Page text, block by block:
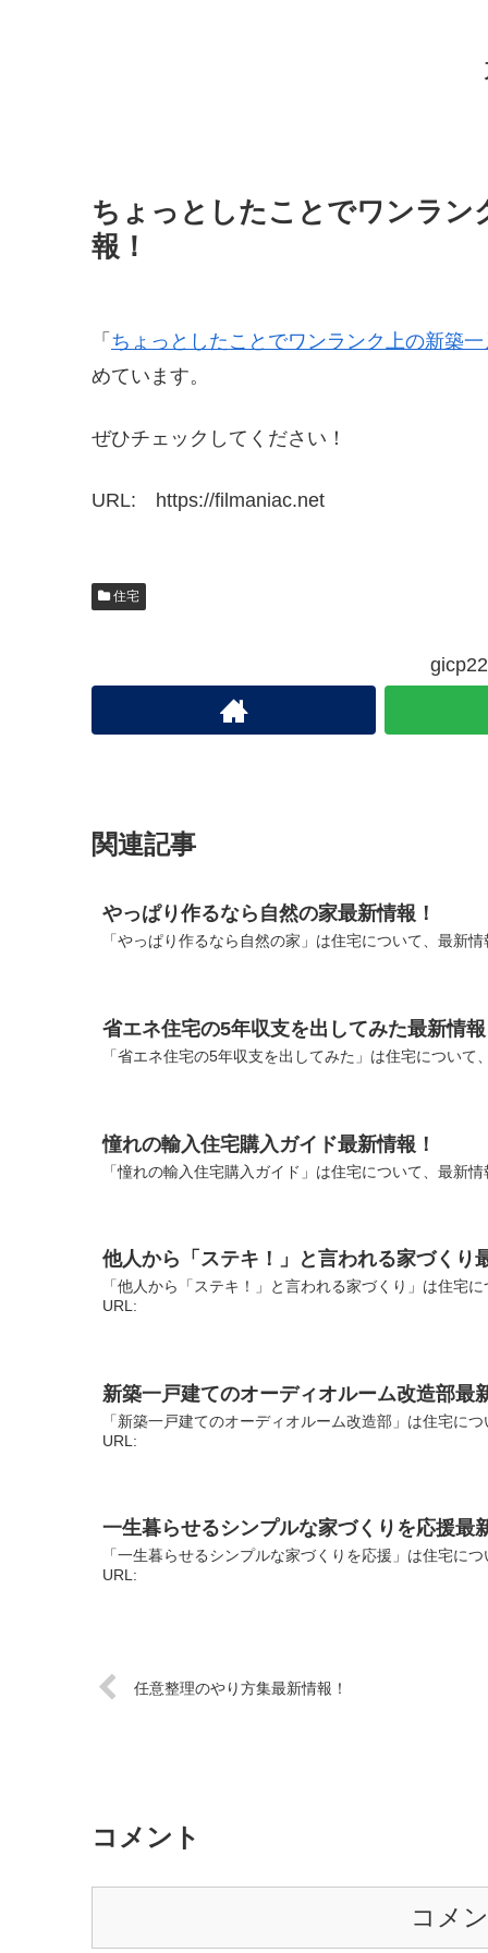
ちょっとしたことでワンラン
報！
「 ちょっとしたことでワンランク上の新築
めています。
ぜひチェックしてください！
URL: https://filmaniac.net
住宅
関連記事
やっぱり作るなら自然の家最新情報！
「やっぱり作るなら自然の家」は住宅について、最新
省エネ住宅の5年収支を出してみた最新情報
「省エネ住宅の5年収支を出してみた」は住宅につい
憧れの輸入住宅購入ガイド最新情報！
「憧れの輸入住宅購入ガイド」は住宅について、最新
他人から「ステキ！」と言われる家づくり
「他人から「ステキ！」と言われる家づくり」は住宅
URL:
新築一戸建てのオーディオルーム改造部最
「新築一戸建てのオーディオルーム改造部」は住宅に
URL:
一生暮らせるシンプルな家づくりを応援最
「一生暮らせるシンプルな家づくりを応援」は住宅に
URL:
任意整理のやり方集最新情報！
コメント
コメ